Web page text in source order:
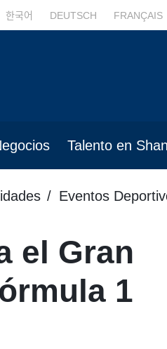
한국어 DEUTSCH FRANÇAIS
Talento en
Eventos
el Gran
1